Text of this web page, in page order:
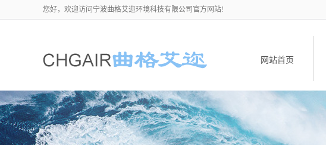
您好，欢迎访问宁波曲格艾迩环境科技有限公司官方网站!
网站首页